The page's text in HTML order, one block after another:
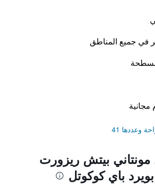
في جميع المناطق
مجانية
وعددها 41
بيتش ريزورت
بويرد باي كوكوتل